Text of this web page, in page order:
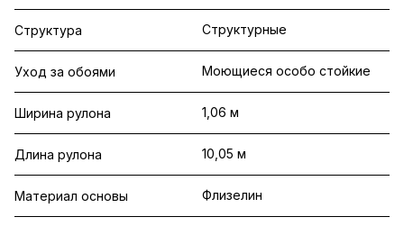
Структура Структурные
Уход за обоями Моющиеся особо стойкие
Ширина рулона 1,06 м
Длина рулона 10,05 м
Материал основы Флизелин